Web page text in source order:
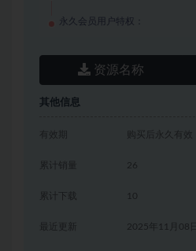
永久会员用户特权：
资源名称
其他信息
有效期 购买后永久有效
累计销量 26
累计下载 10
2025年11月08日